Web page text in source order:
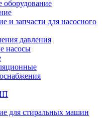
оборудование
и запчасти для насосного
давления
насосы
для стиральных машин